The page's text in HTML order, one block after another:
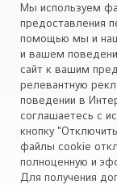
Deluxe Pro
Air PuriCare
Evo Max
Eco Smart
Look Smart
ProCool
Mega Dual Plus
Скачать
Объекты
Установите
Мы используем
предоставления
помощью мы и
и вашем
сайт к вашим
релевантную
поведении в
соглашаетесь с
кнопку
файлы cookie
полноценную и
Для получения